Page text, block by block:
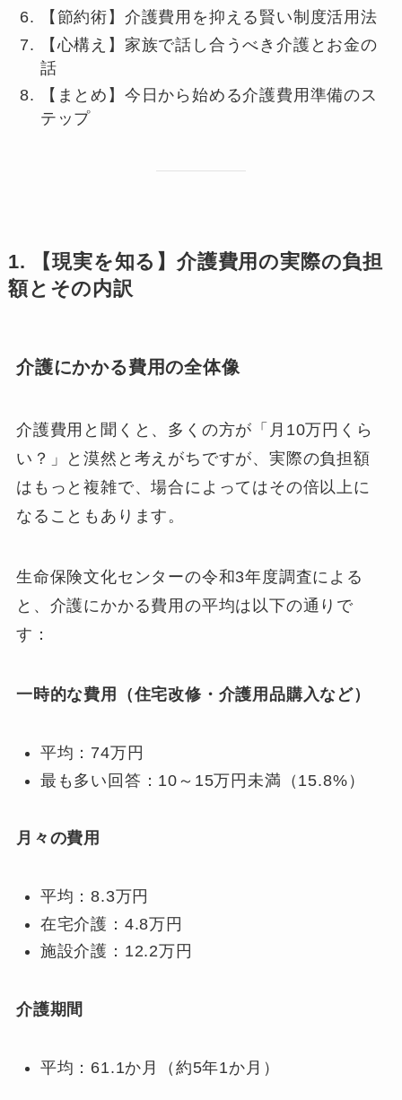
【節約術】介護費用を抑える賢い制度活用法
【心構え】家族で話し合うべき介護とお金の
話
【まとめ】今日から始める介護費用準備のス
テップ
1. 【現実を知る】介護費用の実際の負担
額とその内訳
介護にかかる費用の全体像
介護費用と聞くと、多くの方が「月10万円くら
い？」と漠然と考えがちですが、実際の負担額
はもっと複雑で、場合によってはその倍以上に
なることもあります。
生命保険文化センターの令和3年度調査による
と、介護にかかる費用の平均は以下の通りで
す：
一時的な費用（住宅改修・介護用品購入など）
平均：74万円
最も多い回答：10～15万円未満（15.8%）
月々の費用
平均：8.3万円
在宅介護：4.8万円
施設介護：12.2万円
介護期間
平均：61.1か月（約5年1か月）